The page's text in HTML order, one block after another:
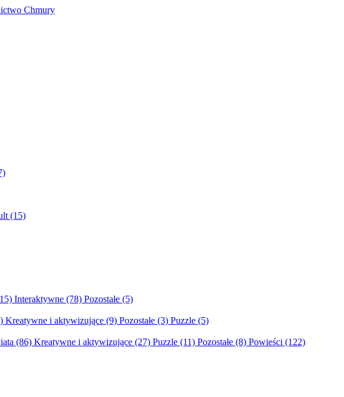
(15)
Interaktywne (78) Pozostałe (5)
Kreatywne i aktywizujące (9) Pozostałe (3) Puzzle (5)
(86) Kreatywne i aktywizujące (27) Puzzle (11) Pozostałe (8) Powieści (122)